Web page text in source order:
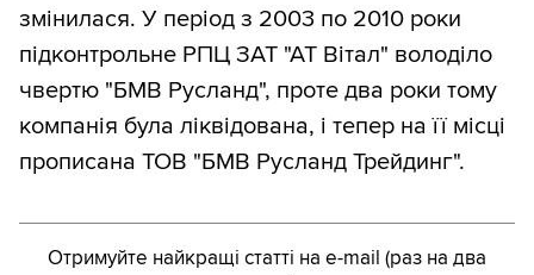
змінилася. У період з 2003 по 2010 роки
підконтрольне РПЦ ЗАТ "АТ Вітал" володіло
чвертю "БМВ Русланд", проте два роки тому
компанія була ліквідована, і тепер на її місці
прописана ТОВ "БМВ Русланд Трейдинг".
Отримуйте найкращі статті на e-mail (раз на два